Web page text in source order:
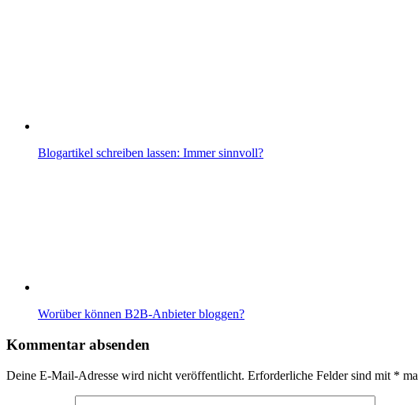
Blogartikel schreiben lassen: Immer sinnvoll?
Worüber können B2B-Anbieter bloggen?
Kommentar absenden
Deine E-Mail-Adresse wird nicht veröffentlicht. Erforderliche Felder sind mit *